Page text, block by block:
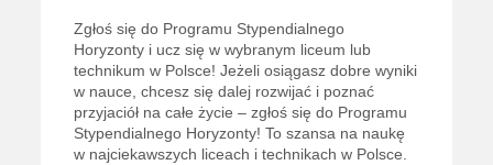
Zgłoś się do Programu Stypendialnego
Horyzonty i ucz się w wybranym liceum lub
technikum w Polsce! Jeżeli osiągasz dobre wyniki
w nauce, chcesz się dalej rozwijać i poznać
przyjaciół na całe życie – zgłoś się do Programu
Stypendialnego Horyzonty! To szansa na naukę
w najciekawszych liceach i technikach w Polsce.